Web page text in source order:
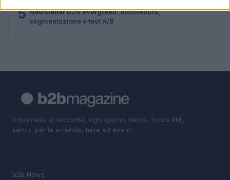
5 Newsletter B2B evergreen: architettura,
segmentazione e test A/B
Il business si racconta, ogni giorno. News, focus PMI,
servizi per le aziende, fiere ed eventi.
b2b News